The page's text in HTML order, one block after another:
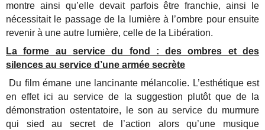
montre ainsi qu’elle devait parfois être franchie, ainsi le
nécessitait le passage de la lumière à l’ombre pour ensuite
revenir à une autre lumière, celle de la Libération.
La forme au service du fond : des ombres et des
silences au service d’une armée secrète
Du film émane une lancinante mélancolie. L’esthétique est
en effet ici au service de la suggestion plutôt que de la
démonstration ostentatoire, le son au service du murmure
qui sied au secret de l’action alors qu’une musique